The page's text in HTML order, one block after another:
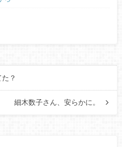
？
細木数子さん、安らかに。